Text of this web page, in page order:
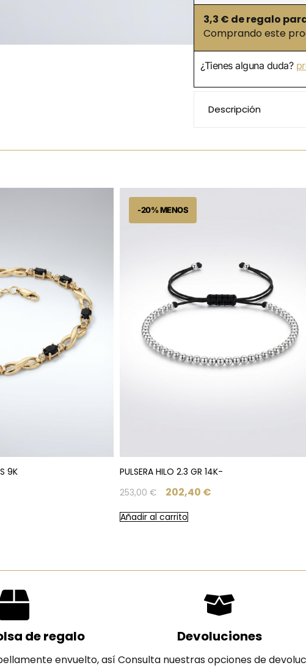
3,3 € de regalo
Comprando este
¿Tienes alguna duda?
Descripción
9K
PULSERA HILO 2.3 GR 14K-
253,00 € 202,40 €
Añadir al carrito
de regalo
envuelto, así
Devoluciones
Consulta nuestras opciones de